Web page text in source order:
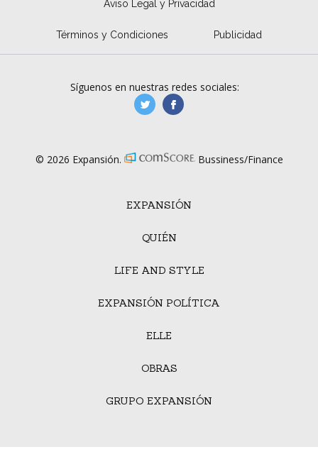
Aviso Legal y Privacidad
Términos y Condiciones Publicidad
EXPANSIÓN
QUIÉN
LIFE AND STYLE
EXPANSIÓN POLÍTICA
ELLE
OBRAS
GRUPO EXPANSIÓN
Síguenos en nuestras redes sociales:
manufacturaGE
© 2026 Expansión. Bussiness/Finance